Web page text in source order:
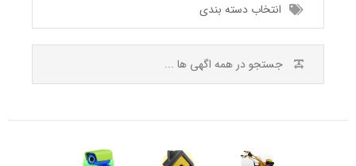
انتخاب دسته بندی